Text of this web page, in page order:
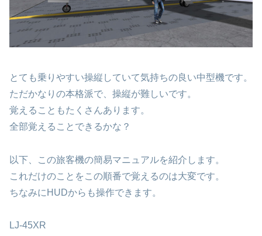
とても乗りやすい操縦していて気持ちの良い中型機です。
ただかなりの本格派で、操縦が難しいです。
覚えることもたくさんあります。
全部覚えることできるかな？
以下、この旅客機の簡易マニュアルを紹介します。
これだけのことをこの順番で覚えるのは大変です。
ちなみにHUDからも操作できます。
LJ-45XR